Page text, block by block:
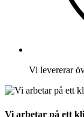
Vi levererar
Vi arbetar på ett